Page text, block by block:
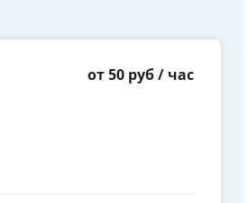
от 50 руб / час